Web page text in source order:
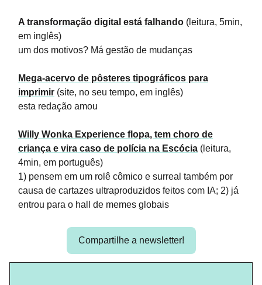
A transformação digital está falhando (leitura, 5min,
em inglês)
um dos motivos? Má gestão de mudanças
Mega-acervo de pôsteres tipográficos para
imprimir (site, no seu tempo, em inglês)
esta redação amou
Willy Wonka Experience flopa, tem choro de
criança e vira caso de polícia na Escócia (leitura,
4min, em português)
1) pensem em um rolê cômico e surreal também por
causa de cartazes ultraproduzidos feitos com IA; 2) já
entrou para o hall de memes globais
Compartilhe a newsletter!